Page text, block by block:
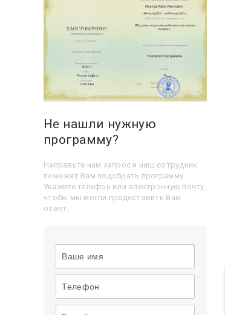
Не нашли нужную
программу?
Направьте нам запрос и наш сотрудник
поможет Вам подобрать программу.
Укажите телефон или электронную почту,
чтобы мы могли предоставить Вам
ответ.